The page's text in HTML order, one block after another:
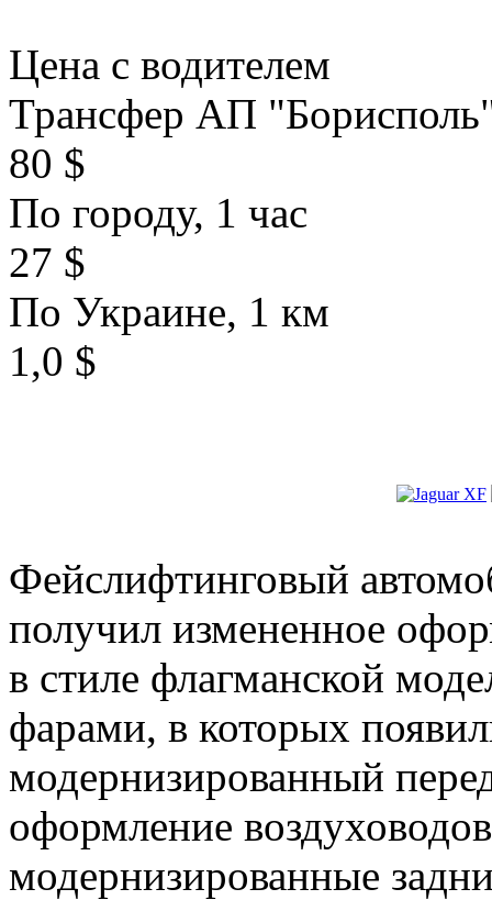
Цена с водителем
Трансфер АП
80 $
По городу, 1 час
27 $
По Украине, 1 км
1,0 $
Фейслифтинговый
получил измененное
в стиле флагманской
фарами, в которых
модернизированный
оформление
модернизированные